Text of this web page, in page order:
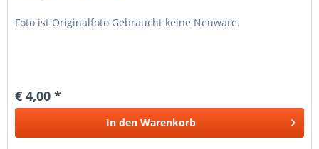
Foto ist Originalfoto Gebraucht keine Neuware.
€ 4,00 *
In den Warenkorb